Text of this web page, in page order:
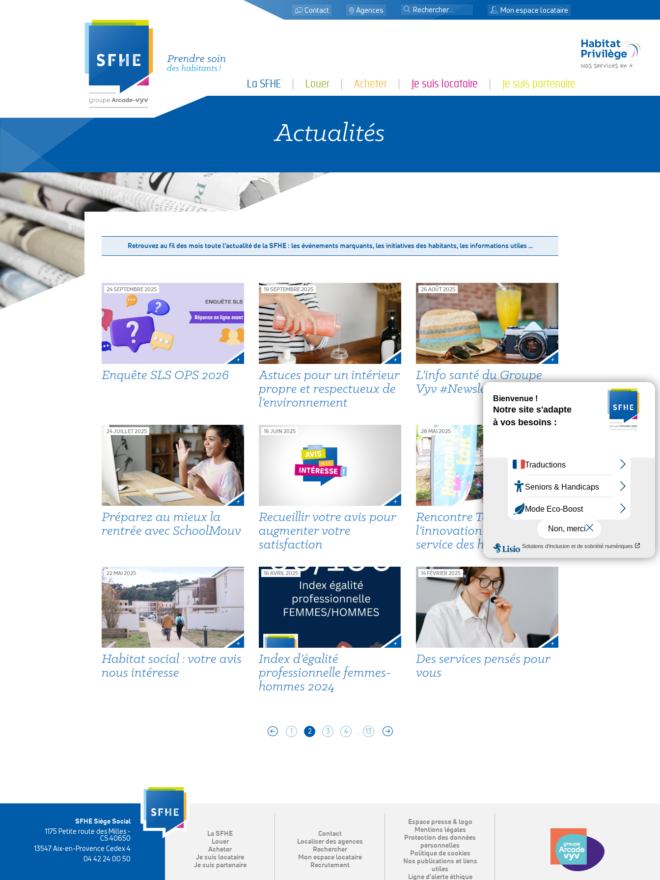
Contact Agences j n Mon espace locataire
La SFHE Louer Acheter Je suis locataire Je suis partenaire
Actualités
Retrouvez au fil des mois toute l’actualité de la SFHE : les événements marquants, les initiatives des habitants, les informations utiles …
24 SEPTEMBRE 2025
+
Enquête SLS OPS 2026
19 SEPTEMBRE 2025
+
Astuces pour un intérieur
propre et respectueux de
l’environnement
26 AOÛT 2025
+
L’info santé du Groupe
Vyv #Newsletter n°6
24 JUILLET 2025
+
Préparez au mieux la
rentrée avec SchoolMouv
16 JUIN 2025
+
Recueillir votre avis pour
augmenter votre
satisfaction
28 MAI 2025
Rencontre Toit,
l’innovation sociale au
service des habitants
22 MAI 2025
+
Habitat social : votre avis
nous intéresse
16 AVRIL 2025
+
Index d’égalité
professionnelle femmes-
hommes 2024
14 FÉVRIER 2025
+
Des services pensés pour
vous
D 1 2 3 4 13 C
SFHE Siège Social
1175 Petite route des Milles -
CS 40650
13547 Aix-en-Provence Cedex 4
04 42 24 00 50
La SFHE
Louer
Acheter
Je suis locataire
Je suis partenaire
Contact
Localiser des agences
Rechercher
Mon espace locataire
Recrutement
Espace presse & logo
Mentions légales
Protection des données
personnelles
Politique de cookies
Nos publications et liens
utiles
Ligne d’alerte éthique